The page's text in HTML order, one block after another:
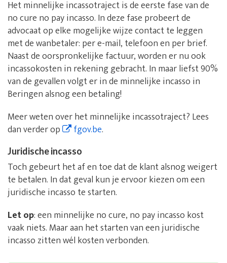
Het minnelijke incassotraject is de eerste fase van de
no cure no pay incasso. In deze fase probeert de
advocaat op elke mogelijke wijze contact te leggen
met de wanbetaler: per e-mail, telefoon en per brief.
Naast de oorspronkelijke factuur, worden er nu ook
incassokosten in rekening gebracht. In maar liefst 90%
van de gevallen volgt er in de minnelijke incasso in
Beringen alsnog een betaling!
Meer weten over het minnelijke incassotraject? Lees
dan verder op
fgov.be.
Juridische incasso
Toch gebeurt het af en toe dat de klant alsnog weigert
te betalen. In dat geval kun je ervoor kiezen om een
juridische incasso te starten.
Let op: een minnelijke no cure, no pay incasso kost
vaak niets. Maar aan het starten van een juridische
incasso zitten wél kosten verbonden.